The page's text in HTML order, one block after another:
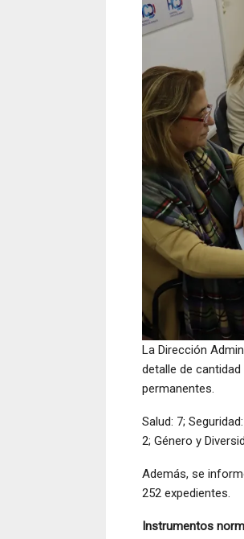
La Dirección
detalle de
permanentes.
Salud: 7;
2; Género y
Además, se
252 expedientes.
Instrumentos